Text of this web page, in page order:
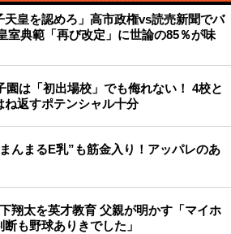
天皇を認めろ」高市政権vs読売新聞でバ
室典範「再び改定」に世論の85％が味
園は「初出場校」でも侮れない！ 4校と
ね返すポテンシャル十分
んまるE乳”も筋金入り！アッパレのあ
翔太を英才教育 父親が明かす「マイホ
断も野球ありきでした」